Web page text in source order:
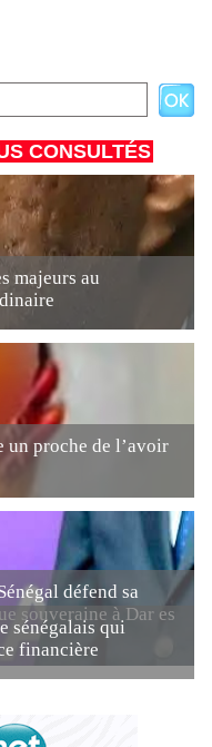
CONSULTÉS
majeurs au
un proche de l’avoir
défend sa
souveraine à Dar es
sénégalais qui
financière